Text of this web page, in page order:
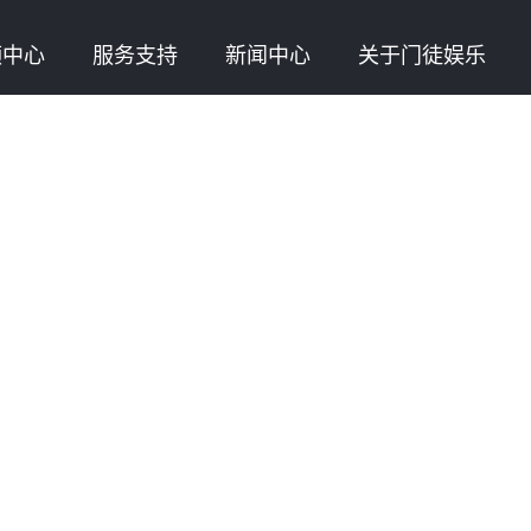
心 服务支持 新闻中心 关于门徒娱乐